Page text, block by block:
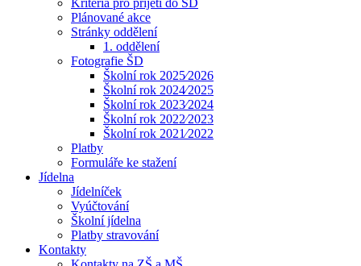
Kritéria pro přijetí do ŠD
Plánované akce
Stránky oddělení
1. oddělení
Fotografie ŠD
Školní rok 2025⁄2026
Školní rok 2024⁄2025
Školní rok 2023⁄2024
Školní rok 2022⁄2023
Školní rok 2021⁄2022
Platby
Formuláře ke stažení
Jídelna
Jídelníček
Vyúčtování
Školní jídelna
Platby stravování
Kontakty